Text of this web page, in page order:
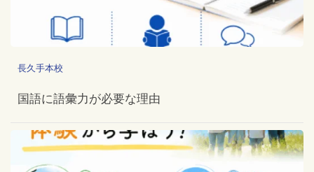
長久手本校
国語に語彙力が必要な理由